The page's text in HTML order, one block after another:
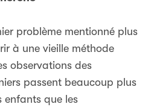
problème mentionné plus
à une vieille méthode
observations des
passent beaucoup plus
enfants que les